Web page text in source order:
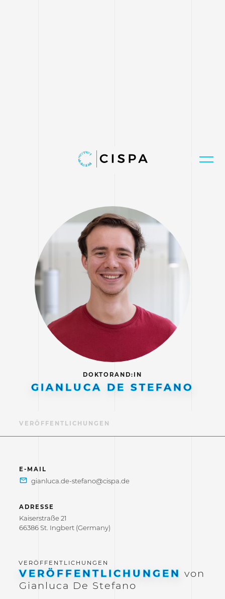
DOKTORAND:IN
GIANLUCA DE STEFANO
VERÖFFENTLICHUNGEN
E-MAIL
ADRESSE
Kaiserstraße 21
66386 St. Ingbert (Germany)
VERÖFFENTLICHUNGEN von
Gianluca De Stefano